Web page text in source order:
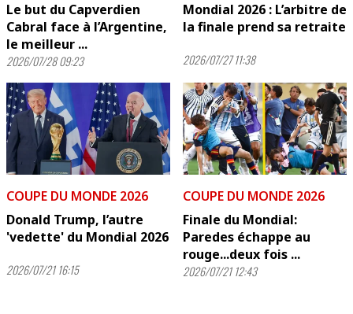
Le but du Capverdien
Cabral face à l’Argentine,
le meilleur ...
2026/07/28 09:23
Mondial 2026 : L’arbitre de
la finale prend sa retraite
2026/07/27 11:38
COUPE DU MONDE 2026
Donald Trump, l’autre
'vedette' du Mondial 2026
2026/07/21 16:15
COUPE DU MONDE 2026
Finale du Mondial:
Paredes échappe au
rouge...deux fois ...
2026/07/21 12:43